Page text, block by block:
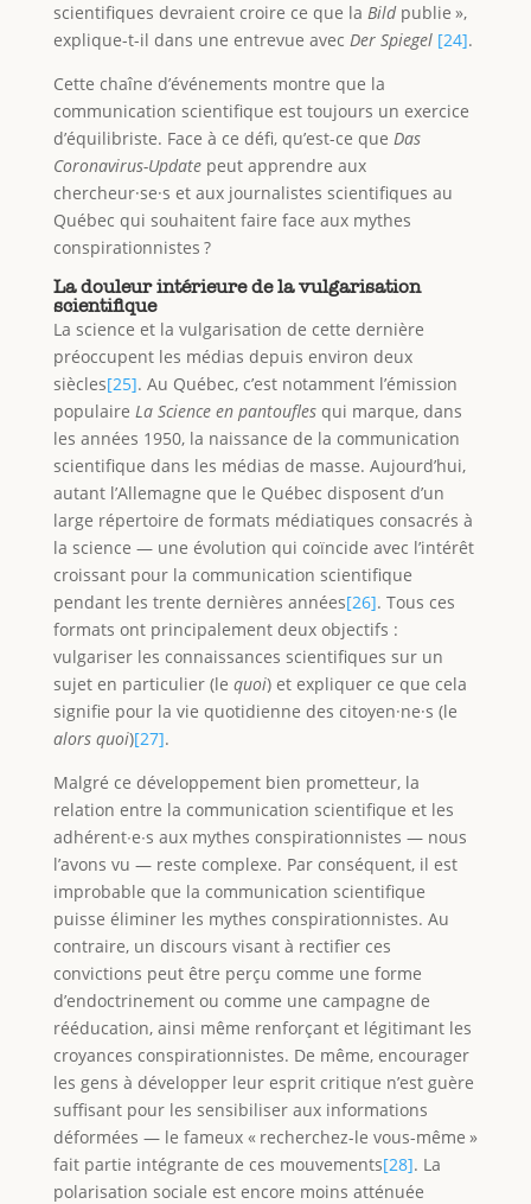
scientifiques devraient croire ce que la Bildpublie »,
explique-t-il dans une entrevue avec Der Spiegel [24].
Cette chaîne d’événements montre que la
communication scientifique est toujours un exercice
d’équilibriste. Face à ce défi, qu’est-ce que Das
Coronavirus-Update peut apprendre aux
chercheur·se·s et aux journalistes scientifiques au
Québec qui souhaitent faire face aux mythes
conspirationnistes ?
La douleur intérieure de la vulgarisation
scientifique
La science et la vulgarisation de cette dernière
préoccupent les médias depuis environ deux
siècles[25]. Au Québec, c’est notamment l’émission
populaire La Science en pantouflesqui marque, dans
les années 1950, la naissance de la communication
scientifique dans les médias de masse. Aujourd’hui,
autant l’Allemagne que le Québec disposent d’un
large répertoire de formats médiatiques consacrés à
la science — une évolution qui coïncide avec l’intérêt
croissant pour la communication scientifique
pendant les trente dernières années[26]. Tous ces
formats ont principalement deux objectifs :
vulgariser les connaissances scientifiques sur un
sujet en particulier (le quoi) et expliquer ce que cela
signifie pour la vie quotidienne des citoyen·ne·s (le
alors quoi)[27].
Malgré ce développement bien prometteur, la
relation entre la communication scientifique et les
adhérent∙e∙s aux mythes conspirationnistes — nous
l’avons vu — reste complexe. Par conséquent, il est
improbable que la communication scientifique
puisse éliminer les mythes conspirationnistes. Au
contraire, un discours visant à rectifier ces
convictions peut être perçu comme une forme
d’endoctrinement ou comme une campagne de
rééducation, ainsi même renforçant et légitimant les
croyances conspirationnistes. De même, encourager
les gens à développer leur esprit critique n’est guère
suffisant pour les sensibiliser aux informations
déformées — le fameux « recherchez-le vous-même »
fait partie intégrante de ces mouvements[28]. La
polarisation sociale est encore moins atténuée